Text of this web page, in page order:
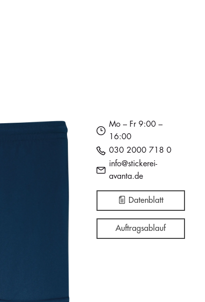
Mo – Fr 9:00 –
16:00
030 2000 718 0
info@stickerei-
avanta.de
Datenblatt
Auftragsablauf